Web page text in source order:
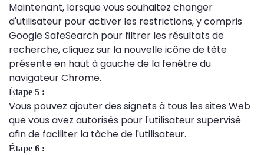
Maintenant, lorsque vous souhaitez changer
d'utilisateur pour activer les restrictions, y compris
Google SafeSearch pour filtrer les résultats de
recherche, cliquez sur la nouvelle icône de tête
présente en haut à gauche de la fenêtre du
navigateur Chrome.
Étape 5 :
Vous pouvez ajouter des signets à tous les sites Web
que vous avez autorisés pour l'utilisateur supervisé
afin de faciliter la tâche de l'utilisateur.
Étape 6 :